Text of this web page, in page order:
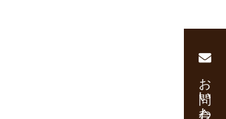
お問い合わせ